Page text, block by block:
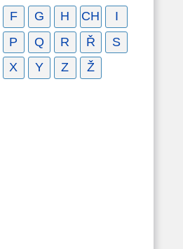
F G H CH
I
P Q R Ř
S
X Y Z Ž